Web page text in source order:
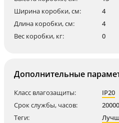
Ширина коробки, см:
4
Длина коробки, см:
4
Вес коробки, кг:
0
Дополнительные
Класс влагозащиты:
IP20
Срок службы, часов:
20000
Теги: